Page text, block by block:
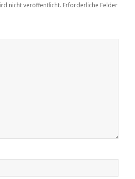
nicht veröffentlicht. Erforderliche Felder